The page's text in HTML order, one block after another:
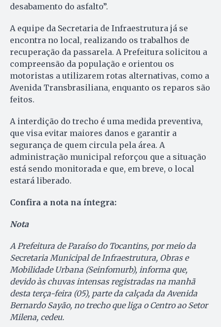
desabamento do asfalto”.
A equipe da Secretaria de Infraestrutura já se
encontra no local, realizando os trabalhos de
recuperação da passarela. A Prefeitura solicitou a
compreensão da população e orientou os
motoristas a utilizarem rotas alternativas, como a
Avenida Transbrasiliana, enquanto os reparos são
feitos.
A interdição do trecho é uma medida preventiva,
que visa evitar maiores danos e garantir a
segurança de quem circula pela área. A
administração municipal reforçou que a situação
está sendo monitorada e que, em breve, o local
estará liberado.
Confira a nota na íntegra:
Nota
A Prefeitura de Paraíso do Tocantins, por meio da
Secretaria Municipal de Infraestrutura, Obras e
Mobilidade Urbana (Seinfomurb), informa que,
devido às chuvas intensas registradas na manhã
desta terça-feira (05), parte da calçada da Avenida
Bernardo Sayão, no trecho que liga o Centro ao Setor
Milena, cedeu.